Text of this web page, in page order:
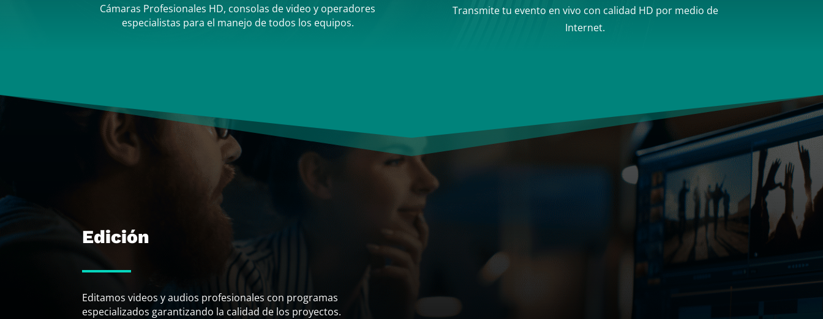
Cámaras Profesionales HD, consolas de video y operadores
especialistas para el manejo de todos los equipos.
Transmite tu evento en vivo con calidad HD por medio de
Internet.
Edición
Editamos videos y audios profesionales con programas
especializados garantizando la calidad de los proyectos.